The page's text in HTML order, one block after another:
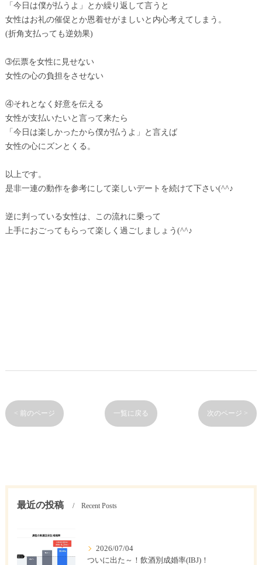
「今日は僕が払うよ」とか繰り返して言うと
女性はお礼の催促とか恩着せがましいと内心考えてしまう。
(折角支払っても逆効果)
➂伝票を女性に見せない
女性の心の負担をさせない
④それとなく好意を伝える
女性が支払いたいと言って来たら
「今日は楽しかったから僕が払うよ」と言えば
女性の心にズンとくる。
以上です。
是非一連の動作を参考にして楽しいデートを続けて下さい(^^♪
逆に判っている女性は、この流れに乗って
上手におごってもらって楽しく過ごしましょう(^^♪
< 前のページ 一覧に戻る 次のページ >
最近の投稿 Recent Posts
2026/07/04
ついに出た～！飲酒別成婚率(IBJ)！